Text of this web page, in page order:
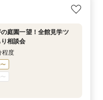
ったり相談会／6000坪庭
ング【6～39名様までご検
ン相談会】日本庭園を一
程度庭園一望！全館見学ツ
相談会
程度